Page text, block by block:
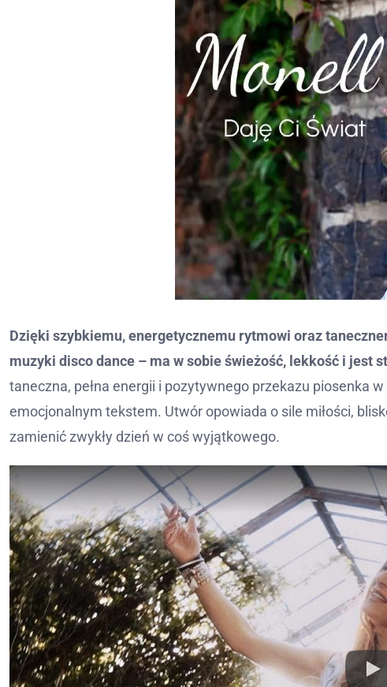
Dzięki szybkiemu, energetycznemu rytmowi oraz
muzyki disco dance – ma w sobie świeżość, lekkość i jest
taneczna, pełna energii i pozytywnego przekazu piosenka
emocjonalnym tekstem. Utwór opowiada o sile miłości,
zamienić zwykły dzień w coś wyjątkowego.